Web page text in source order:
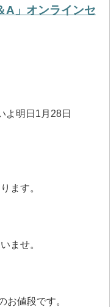
A」オンラインセ
よ明日1月28日
ます。
ませ。
お値段です。